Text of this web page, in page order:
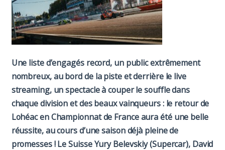
Une liste d’engagés record, un public extrêmement
nombreux, au bord de la piste et derrière le live
streaming, un spectacle à couper le souffle dans
chaque division et des beaux vainqueurs : le retour de
Lohéac en Championnat de France aura été une belle
réussite, au cours d’une saison déjà pleine de
promesses ! Le Suisse Yury Belevskiy (Supercar), David